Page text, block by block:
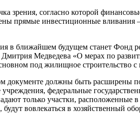
зрения, согласно которой
прямые инвестиционные
ближайшем будущем станет Фонд
Дмитрия Медведева «О мерах по
под жилищное строительство
документе должны быть расширены
федеральные
только участки, расположенные
вовлекаться в хозяйственный